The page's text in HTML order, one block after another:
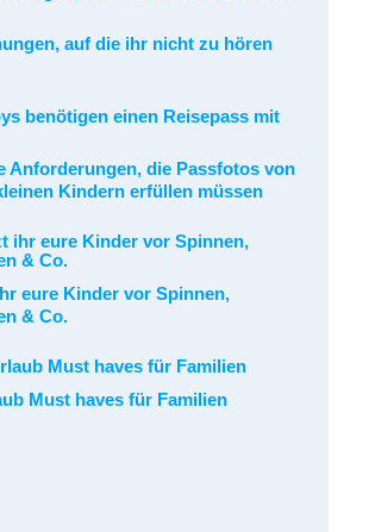
auf die ihr nicht zu hören
Anforderungen, die Passfotos von
Kindern erfüllen müssen
eure Kinder vor Spinnen,
& Co.
Must haves für Familien